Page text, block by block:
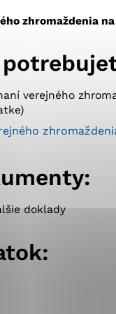
domov a bytov
zhromaždenia
verejného
doklady
súbory
že umožňujú
Bez týchto
mohol stránky
ich spojiť s